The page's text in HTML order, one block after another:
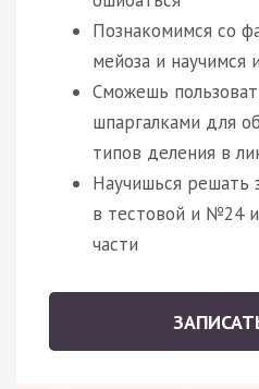
Познакомимся со
мейоза и научимся
Сможешь
шпаргалками для
типов деления в
Научишься решать
в тестовой и №24
части